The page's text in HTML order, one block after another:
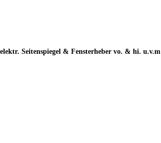
Seitenspiegel & Fensterheber vo. & hi. u.v.m